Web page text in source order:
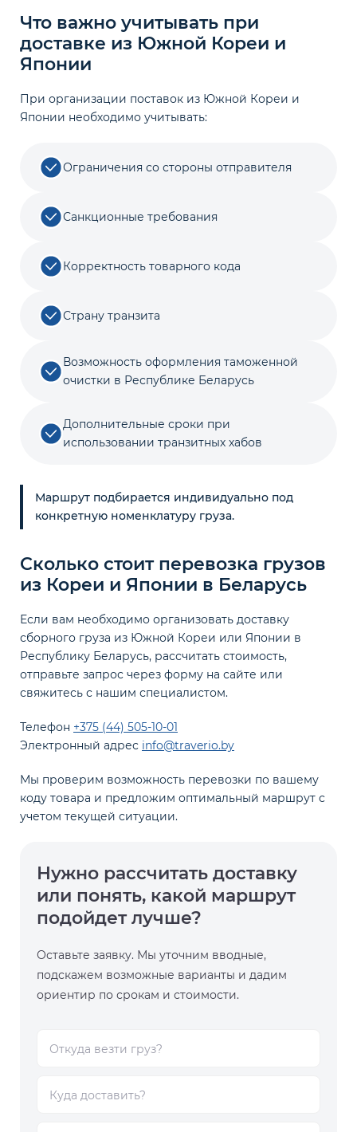
Что важно учитывать при
доставке из Южной Кореи и
Японии
При организации поставок из Южной Кореи и
Японии необходимо учитывать:
Ограничения со стороны отправителя
Санкционные требования
Корректность товарного кода
Страну транзита
Возможность оформления таможенной
очистки в Республике Беларусь
Дополнительные сроки при
использовании транзитных хабов
Маршрут подбирается индивидуально под
конкретную номенклатуру груза.
Сколько стоит перевозка грузов
из Кореи и Японии в Беларусь
Если вам необходимо организовать доставку
сборного груза из Южной Кореи или Японии в
Республику Беларусь, рассчитать стоимость,
отправьте запрос через форму на сайте или
свяжитесь с нашим специалистом.
Телефон +375 (44) 505-10-01
Электронный адрес info@traverio.by
Мы проверим возможность перевозки по вашему
коду товара и предложим оптимальный маршрут с
учетом текущей ситуации.
Нужно рассчитать доставку
или понять, какой маршрут
подойдет лучше?
Оставьте заявку. Мы уточним вводные,
подскажем возможные варианты и дадим
ориентир по срокам и стоимости.